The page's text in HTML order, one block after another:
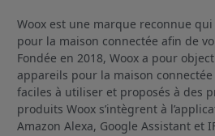
Woox est une marque reconnue
pour la maison connectée afin de
Fondée en 2018, Woox a pour
appareils pour la maison
faciles à utiliser et proposés à des
produits Woox s’intègrent à
Amazon Alexa, Google Assistant et